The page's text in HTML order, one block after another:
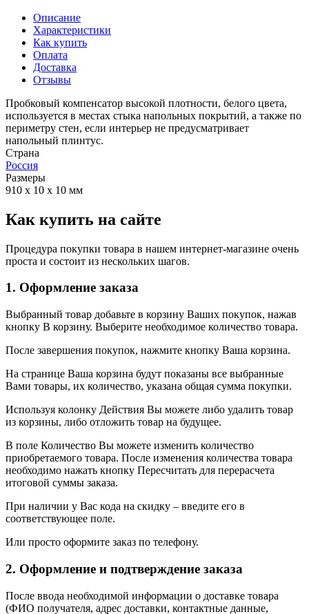
Описание
Характеристики
Как купить
Оплата
Доставка
Отзывы
Пробковый компенсатор высокой плотности, белого цвета,
используется в местах стыка напольных покрытий, а также по
периметру стен, если интерьер не предусматривает
напольный плинтус.
Страна
Россия
Размеры
910 х 10 х 10 мм
Как купить на сайте
Процедура покупки товара в нашем интернет-магазине очень
проста и состоит из нескольких шагов.
1. Оформление заказа
Выбранный товар добавьте в корзину Ваших покупок, нажав
кнопку В корзину. Выберите необходимое количество товара.
После завершения покупок, нажмите кнопку Ваша корзина.
На странице Ваша корзина будут показаны все выбранные
Вами товары, их количество, указана общая сумма покупки.
Используя колонку Действия Вы можете либо удалить товар
из корзины, либо отложить товар на будущее.
В поле Количество Вы можете изменить количество
приобретаемого товара. После изменения количества товара
необходимо нажать кнопку Пересчитать для перерасчета
итоговой суммы заказа.
При наличии у Вас кода на скидку – введите его в
соответствующее поле.
Или просто оформите заказ по телефону.
2. Оформление и подтверждение заказа
После ввода необходимой информации о доставке товара
(ФИО получателя, адрес доставки, контактные данные,